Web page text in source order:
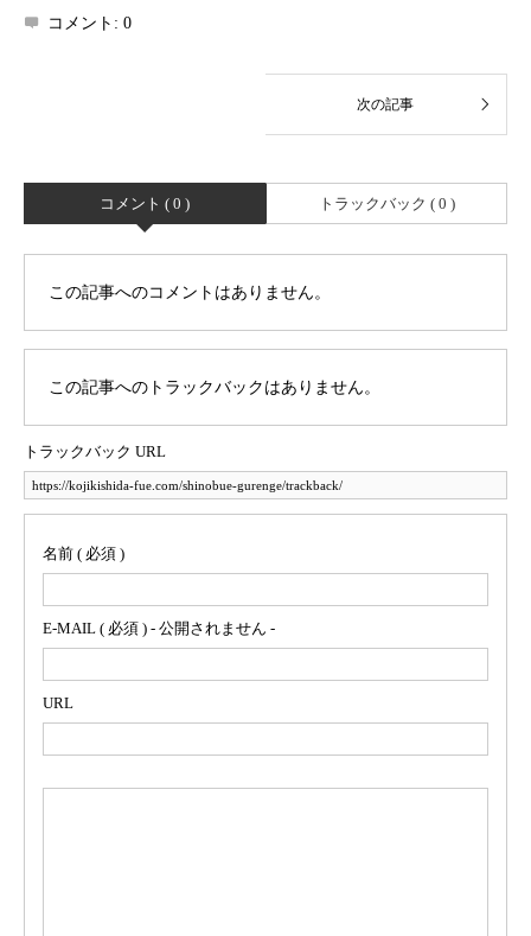
コメント: 0
コメント ( 0 ) トラックバック ( 0 )
この記事へのコメントはありません。
この記事へのトラックバックはありません。
トラックバック URL
名前 ( 必須 )
E-MAIL ( 必須 ) - 公開されません -
URL